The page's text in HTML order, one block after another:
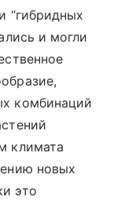
“гибридных
и могли
комбинаций
климата
новых
это